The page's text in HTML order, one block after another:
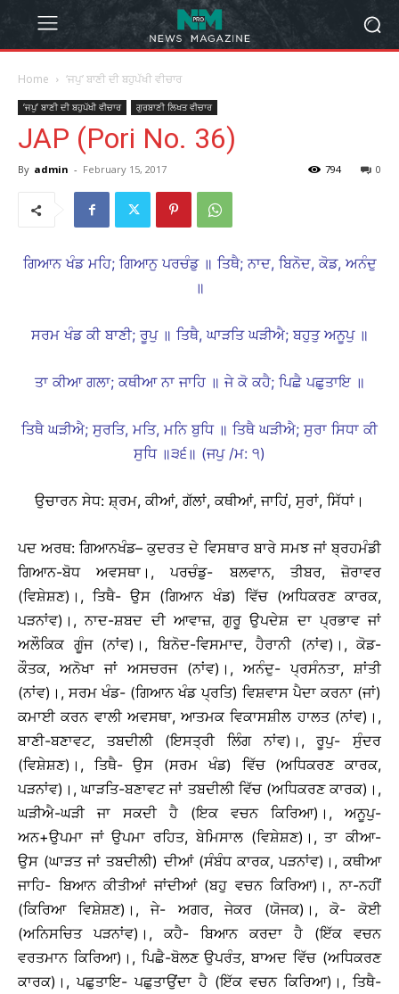
Home ‘ਜਪੁ’ ਬਾਣੀ ਦੀ ਬਹੁਪੱਖੀ ਵੀਚਾਰ
‘ਜਪੁ’ ਬਾਣੀ ਦੀ ਬਹੁਪੱਖੀ ਵੀਚਾਰ ਗੁਰਬਾਣੀ ਲਿਖਤ ਵੀਚਾਰ
JAP (Pori No. 36)
By admin - February 15, 2017 0
794
ਗਿਆਨ ਖੰਡ ਮਹਿ; ਗਿਆਨੁ ਪਰਚੰਡੁ ॥ ਤਿਥੈ; ਨਾਦ, ਬਿਨੋਦ, ਕੋਡ, ਅਨੰਦੁ
॥
ਸਰਮ ਖੰਡ ਕੀ ਬਾਣੀ; ਰੂਪੁ ॥ ਤਿਥੈ, ਘਾੜਤਿ ਘੜੀਐ; ਬਹੁਤੁ ਅਨੂਪੁ ॥
ਤਾ ਕੀਆ ਗਲਾ; ਕਥੀਆ ਨਾ ਜਾਹਿ ॥ ਜੇ ਕੋ ਕਹੈ; ਪਿਛੈ ਪਛੁਤਾਇ ॥
ਤਿਥੈ ਘੜੀਐ; ਸੁਰਤਿ, ਮਤਿ, ਮਨਿ ਬੁਧਿ ॥ ਤਿਥੈ ਘੜੀਐ; ਸੁਰਾ ਸਿਧਾ ਕੀ
ਸੁਧਿ ॥੩੬॥ (ਜਪੁ /ਮ: ੧)
ਉਚਾਰਨ ਸੇਧ: ਸ਼੍ਰਮ, ਕੀਆਂ, ਗੱਲਾਂ, ਕਥੀਆਂ, ਜਾਹਿਂ, ਸੁਰਾਂ, ਸਿੱਧਾਂ।
ਪਦ ਅਰਥ: ਗਿਆਨਖੰਡ– ਕੁਦਰਤ ਦੇ ਵਿਸਥਾਰ ਬਾਰੇ ਸਮਝ ਜਾਂ ਬ੍ਰਹਮੰਡੀ
ਗਿਆਨ-ਬੋਧ ਅਵਸਥਾ।, ਪਰਚੰਡੁ- ਬਲਵਾਨ, ਤੀਬਰ, ਜ਼ੋਰਾਵਰ
(ਵਿਸ਼ੇਸ਼ਣ)।, ਤਿਥੈ- ਉਸ (ਗਿਆਨ ਖੰਡ) ਵਿੱਚ (ਅਧਿਕਰਣ ਕਾਰਕ,
ਪੜਨਾਂਵ)।, ਨਾਦ-ਸ਼ਬਦ ਦੀ ਆਵਾਜ਼, ਗੁਰੂ ਉਪਦੇਸ਼ ਦਾ ਪ੍ਰਭਾਵ ਜਾਂ
ਅਲੌਕਿਕ ਗੂੰਜ (ਨਾਂਵ)।, ਬਿਨੋਦ-ਵਿਸਮਾਦ, ਹੈਰਾਨੀ (ਨਾਂਵ)।, ਕੋਡ-
ਕੌਤਕ, ਅਨੋਖਾ ਜਾਂ ਅਸਚਰਜ (ਨਾਂਵ)।, ਅਨੰਦੁ- ਪ੍ਰਸੰਨਤਾ, ਸ਼ਾਂਤੀ
(ਨਾਂਵ)।, ਸਰਮ ਖੰਡ- (ਗਿਆਨ ਖੰਡ ਪ੍ਰਤਿ) ਵਿਸ਼ਵਾਸ ਪੈਦਾ ਕਰਨਾ (ਜਾਂ)
ਕਮਾਈ ਕਰਨ ਵਾਲੀ ਅਵਸਥਾ, ਆਤਮਕ ਵਿਕਾਸਸ਼ੀਲ ਹਾਲਤ (ਨਾਂਵ)।,
ਬਾਣੀ-ਬਣਾਵਟ, ਤਬਦੀਲੀ (ਇਸਤ੍ਰੀ ਲਿੰਗ ਨਾਂਵ)।, ਰੂਪੁ- ਸੁੰਦਰ
(ਵਿਸ਼ੇਸ਼ਣ)।, ਤਿਥੈ- ਉਸ (ਸਰਮ ਖੰਡ) ਵਿੱਚ (ਅਧਿਕਰਣ ਕਾਰਕ,
ਪੜਨਾਂਵ)।, ਘਾੜਤਿ-ਬਣਾਵਟ ਜਾਂ ਤਬਦੀਲੀ ਵਿੱਚ (ਅਧਿਕਰਣ ਕਾਰਕ)।,
ਘੜੀਐ-ਘੜੀ ਜਾ ਸਕਦੀ ਹੈ (ਇਕ ਵਚਨ ਕਿਰਿਆ)।, ਅਨੂਪੁ-
ਅਨ+ਉਪਮਾ ਜਾਂ ਉਪਮਾ ਰਹਿਤ, ਬੇਮਿਸਾਲ (ਵਿਸ਼ੇਸ਼ਣ)।, ਤਾ ਕੀਆ-
ਉਸ (ਘਾੜਤ ਜਾਂ ਤਬਦੀਲੀ) ਦੀਆਂ (ਸੰਬੰਧ ਕਾਰਕ, ਪੜਨਾਂਵ)।, ਕਥੀਆ
ਜਾਹਿ- ਬਿਆਨ ਕੀਤੀਆਂ ਜਾਂਦੀਆਂ (ਬਹੁ ਵਚਨ ਕਿਰਿਆ)।, ਨਾ-ਨਹੀਂ
(ਕਿਰਿਆ ਵਿਸ਼ੇਸ਼ਣ)।, ਜੇ- ਅਗਰ, ਜੇਕਰ (ਯੋਜਕ)।, ਕੋ- ਕੋਈ
(ਅਨਿਸਚਿਤ ਪੜਨਾਂਵ)।, ਕਹੈ- ਬਿਆਨ ਕਰਦਾ ਹੈ (ਇੱਕ ਵਚਨ
ਵਰਤਮਾਨ ਕਿਰਿਆ)।, ਪਿਛੈ-ਬੋਲਣ ਉਪਰੰਤ, ਬਾਅਦ ਵਿੱਚ (ਅਧਿਕਰਣ
ਕਾਰਕ)।, ਪਛੁਤਾਇ- ਪਛੁਤਾਉਂਦਾ ਹੈ (ਇੱਕ ਵਚਨ ਕਿਰਿਆ)।, ਤਿਥੈ-